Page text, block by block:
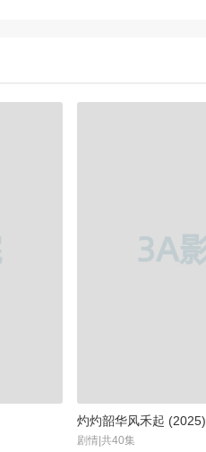
灼灼韶华风禾起 (2025)
剧情|共40集